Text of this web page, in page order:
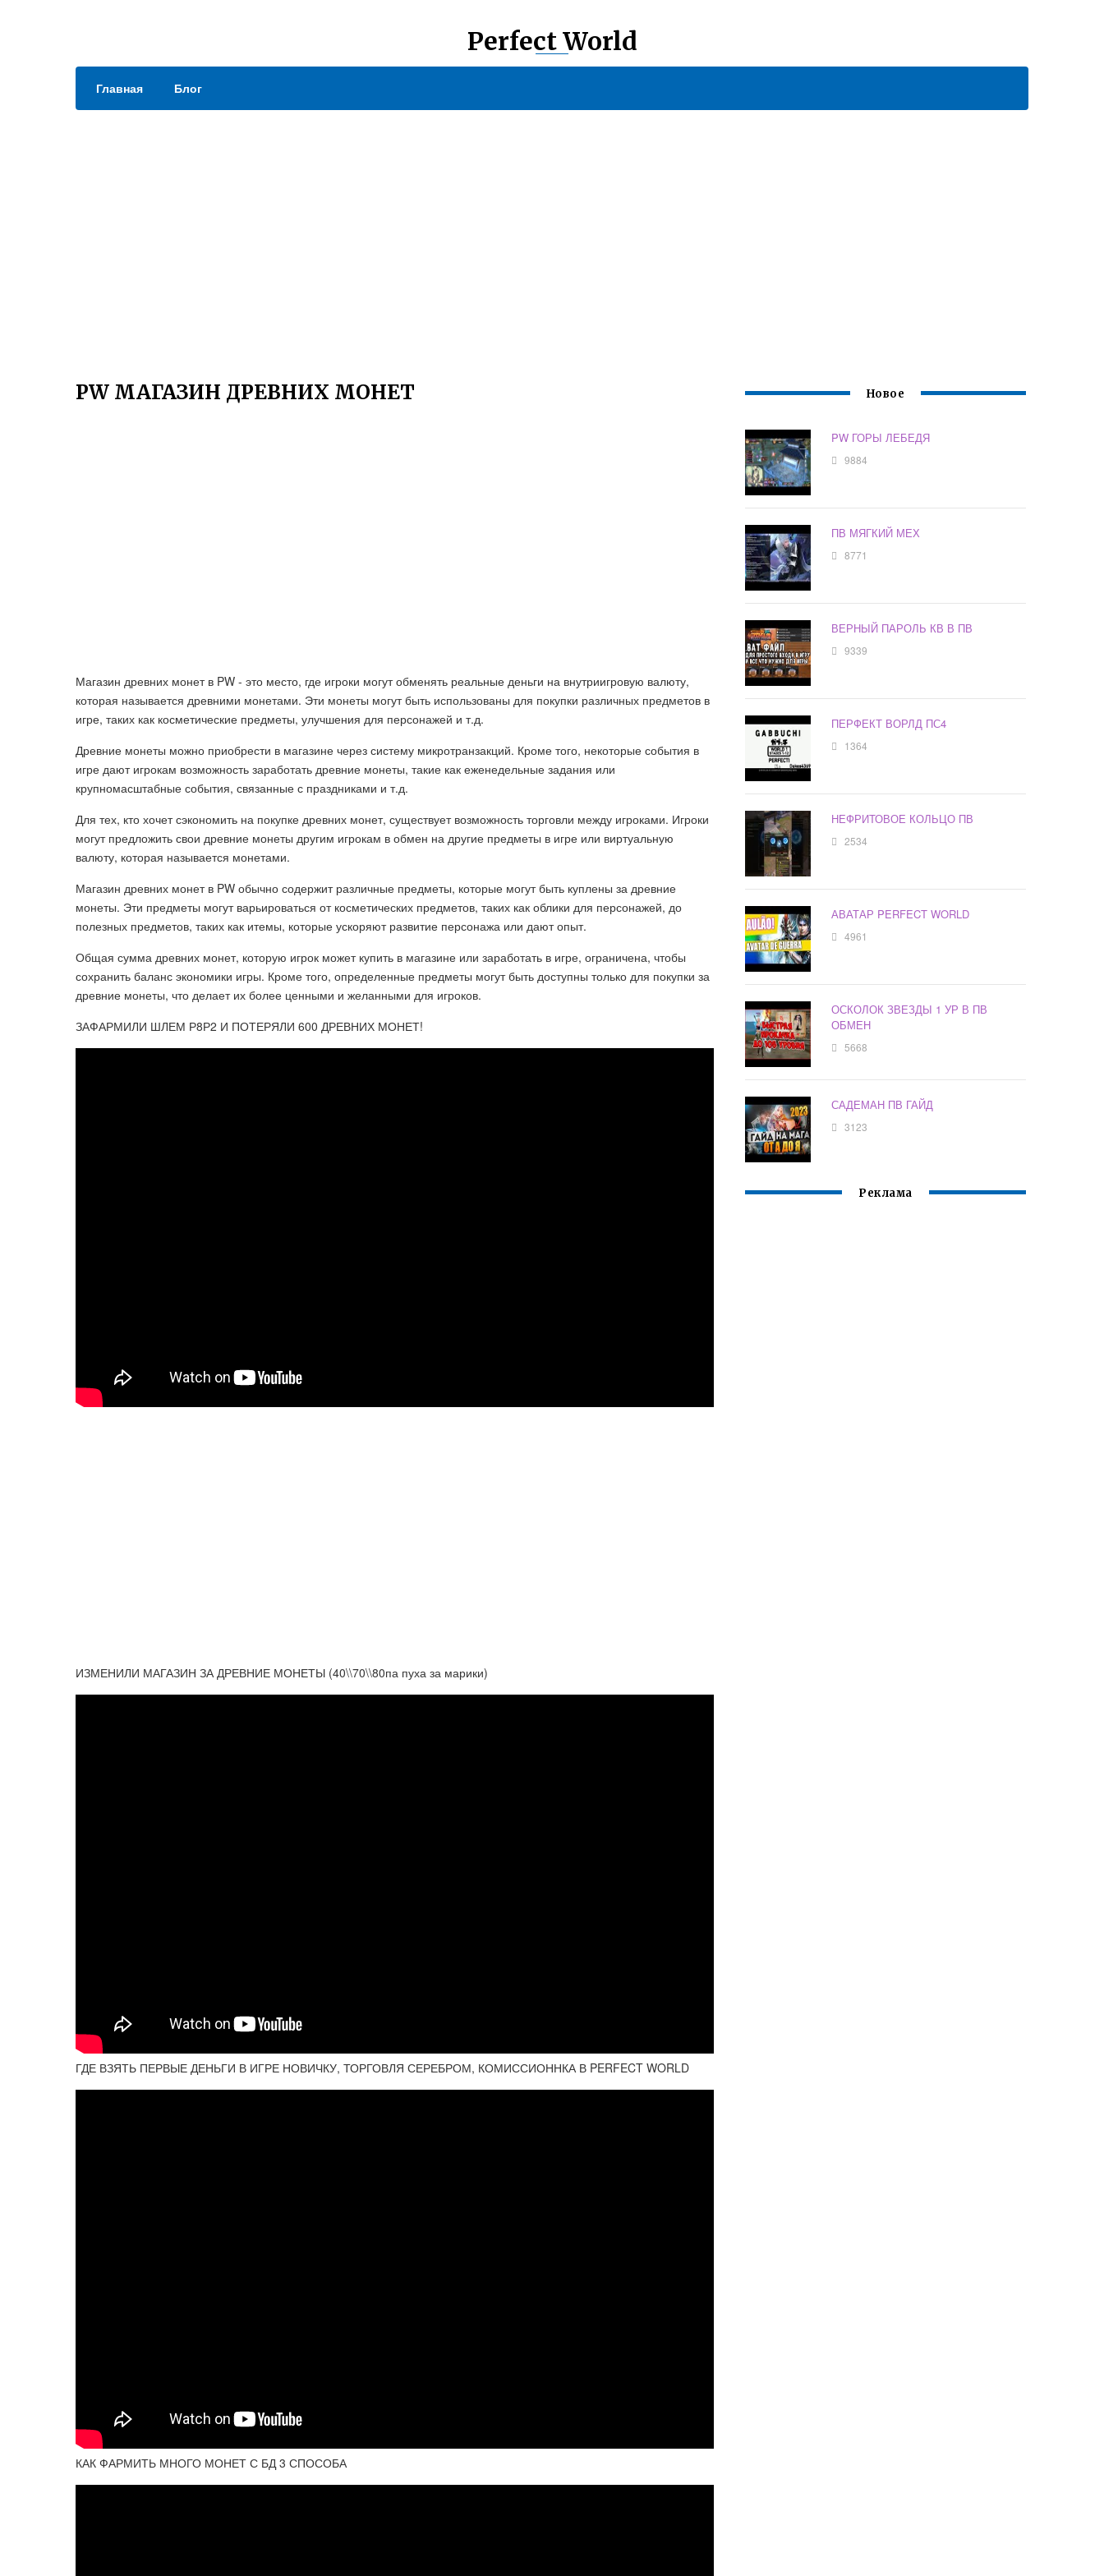
Perfect World
Главная Блог
PW МАГАЗИН ДРЕВНИХ МОНЕТ
Магазин древних монет в PW - это место, где игроки могут обменять реальные деньги на внутриигровую валюту,
которая называется древними монетами. Эти монеты могут быть использованы для покупки различных предметов в
игре, таких как косметические предметы, улучшения для персонажей и т.д.
Древние монеты можно приобрести в магазине через систему микротранзакций. Кроме того, некоторые события в
игре дают игрокам возможность заработать древние монеты, такие как еженедельные задания или
крупномасштабные события, связанные с праздниками и т.д.
Для тех, кто хочет сэкономить на покупке древних монет, существует возможность торговли между игроками. Игроки
могут предложить свои древние монеты другим игрокам в обмен на другие предметы в игре или виртуальную
валюту, которая называется монетами.
Магазин древних монет в PW обычно содержит различные предметы, которые могут быть куплены за древние
монеты. Эти предметы могут варьироваться от косметических предметов, таких как облики для персонажей, до
полезных предметов, таких как итемы, которые ускоряют развитие персонажа или дают опыт.
Общая сумма древних монет, которую игрок может купить в магазине или заработать в игре, ограничена, чтобы
сохранить баланс экономики игры. Кроме того, определенные предметы могут быть доступны только для покупки за
древние монеты, что делает их более ценными и желанными для игроков.
ЗАФАРМИЛИ ШЛЕМ Р8Р2 И ПОТЕРЯЛИ 600 ДРЕВНИХ МОНЕТ!
ИЗМЕНИЛИ МАГАЗИН ЗА ДРЕВНИЕ МОНЕТЫ (40\\70\\80па пуха за марики)
ГДЕ ВЗЯТЬ ПЕРВЫЕ ДЕНЬГИ В ИГРЕ НОВИЧКУ, ТОРГОВЛЯ СЕРЕБРОМ, КОМИССИОННКА В PERFECT WORLD
КАК ФАРМИТЬ МНОГО МОНЕТ С БД 3 СПОСОБА
Новое
PW ГОРЫ ЛЕБЕДЯ
9884
ПВ МЯГКИЙ МЕХ
8771
ВЕРНЫЙ ПАРОЛЬ КВ В ПВ
9339
ПЕРФЕКТ ВОРЛД ПС4
1364
НЕФРИТОВОЕ КОЛЬЦО ПВ
2534
АВАТАР PERFECT WORLD
4961
ОСКОЛОК ЗВЕЗДЫ 1 УР В ПВ
ОБМЕН
5668
САДЕМАН ПВ ГАЙД
3123
Реклама